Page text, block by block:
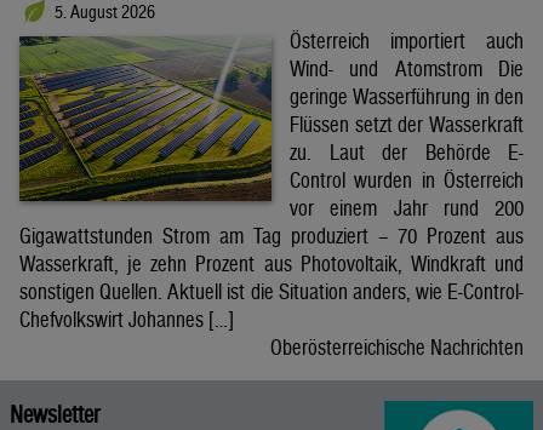
5. August 2026
Österreich importiert auch
Wind- und Atomstrom Die
geringe Wasserführung in den
Flüssen setzt der Wasserkraft
zu. Laut der Behörde E-
Control wurden in Österreich
vor einem Jahr rund 200
Gigawattstunden Strom am Tag produziert – 70 Prozent aus
Wasserkraft, je zehn Prozent aus Photovoltaik, Windkraft und
sonstigen Quellen. Aktuell ist die Situation anders, wie E-Control-
Chefvolkswirt Johannes […]
Oberösterreichische Nachrichten
Newsletter